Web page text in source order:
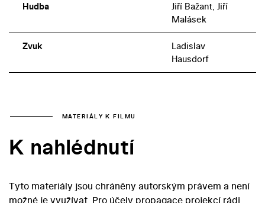
Hudba
Jiří Bažant, Jiří
Malásek
Zvuk
Ladislav
Hausdorf
MATERIÁLY K FILMU
K nahlédnutí
Tyto materiály jsou chráněny autorským právem a není
možné je využívat. Pro účely propagace projekcí rádi